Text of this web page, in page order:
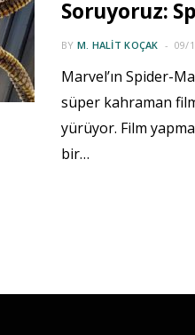
Soruyoruz:
BY M. HALIT KOÇAK 09/
Marvel’ın Spider-
süper kahraman
yürüyor. Film
bir…